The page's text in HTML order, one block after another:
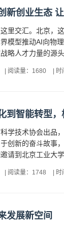
新创业生态
里交汇。北京，
模型推动AI向物
略人才力量的源
阅读量：1680 时
到智能转型
学技术协会出品
创新的奋斗故事
请到北京工业大
阅读量：1748 时
发展新空间